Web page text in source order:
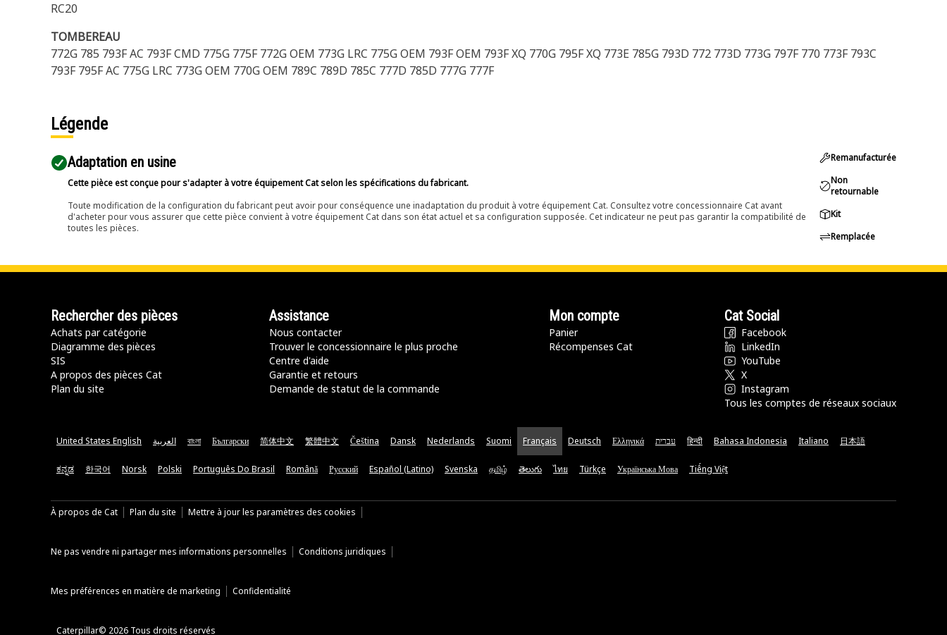
RC20
TOMBEREAU
772G 785 793F AC 793F CMD 775G 775F 772G OEM 773G LRC 775G OEM 793F OEM 793F XQ 770G 795F XQ 773E 785G 793D 772 773D 773G 797F 770 773F 793C
793F 795F AC 775G LRC 773G OEM 770G OEM 789C 789D 785C 777D 785D 777G 777F
Légende
Adaptation en usine
Cette pièce est conçue pour s'adapter à votre équipement Cat selon les spécifications du fabricant.
Toute modification de la configuration du fabricant peut avoir pour conséquence une inadaptation du produit à votre équipement Cat. Consultez votre concessionnaire Cat avant
d'acheter pour vous assurer que cette pièce convient à votre équipement Cat dans son état actuel et sa configuration supposée. Cet indicateur ne peut pas garantir la compatibilité de
toutes les pièces.
Remanufacturée
Non
retournable
Kit
Remplacée
Rechercher des pièces
Achats par catégorie
Diagramme des pièces
SIS
A propos des pièces Cat
Plan du site
Assistance
Nous contacter
Trouver le concessionnaire le plus proche
Centre d'aide
Garantie et retours
Demande de statut de la commande
Mon compte
Panier
Récompenses Cat
Cat Social
Facebook
LinkedIn
YouTube
X
Instagram
Tous les comptes de réseaux sociaux
United States English العربية বাংলা Български 简体中文 繁體中文 Čeština Dansk Nederlands Suomi Français Deutsch Ελληνικά עברית हिन्दी Bahasa Indonesia Italiano 日本語
ಕನ್ನಡ 한국어 Norsk Polski Português Do Brasil Română Русский Español (Latino) Svenska தமிழ் తెలుగు ไทย Türkçe Українська Мова Tiếng Việt
À propos de Cat Plan du site Mettre à jour les paramètres des cookies
Ne pas vendre ni partager mes informations personnelles Conditions juridiques
Mes préférences en matière de marketing Confidentialité
Caterpillar© 2026 Tous droits réservés